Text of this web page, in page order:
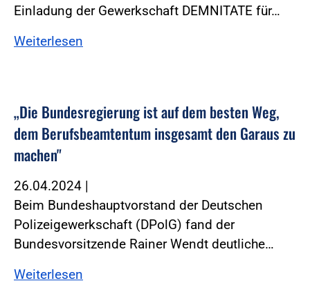
Einladung der Gewerkschaft DEMNITATE für…
Weiterlesen
„Die Bundesregierung ist auf dem besten Weg,
dem Berufsbeamtentum insgesamt den Garaus zu
machen"
26.04.2024 |
Beim Bundeshauptvorstand der Deutschen
Polizeigewerkschaft (DPolG) fand der
Bundesvorsitzende Rainer Wendt deutliche…
Weiterlesen